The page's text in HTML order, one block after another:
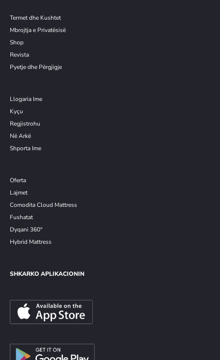
Termet dhe Kushtet
Mbrojtja e Privatësisë
Shop
Revista
Pyetje dhe Përgjigje
Llogaria Ime
Kyçu
Regjistrohu
Në Arkë
Shporta Ime
Oferta
Lajmet
Comodita Cloud Mattress
Fushatat
Dyqani 360°
Hybrid Mattress
SHKARKO APLIKACIONIN